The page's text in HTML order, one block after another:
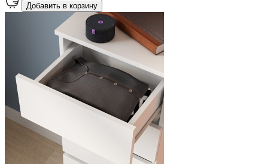
Добавить в корзину